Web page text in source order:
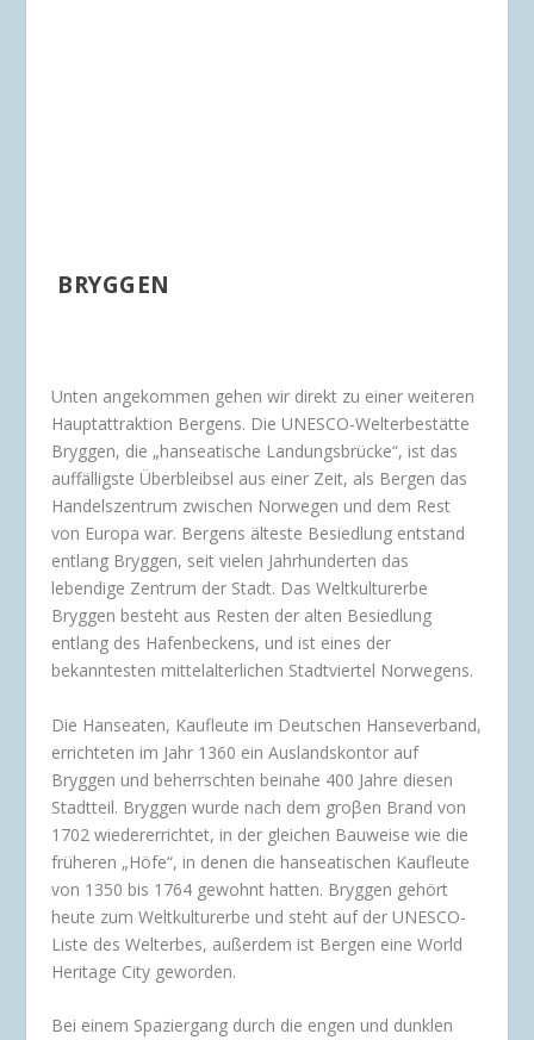
BRYGGEN
Unten angekommen gehen wir direkt zu einer weiteren
Hauptattraktion Bergens. Die UNESCO-Welterbestätte
Bryggen, die „hanseatische Landungsbrücke“, ist das
auffälligste Überbleibsel aus einer Zeit, als Bergen das
Handelszentrum zwischen Norwegen und dem Rest
von Europa war. Bergens älteste Besiedlung entstand
entlang Bryggen, seit vielen Jahrhunderten das
lebendige Zentrum der Stadt. Das Weltkulturerbe
Bryggen besteht aus Resten der alten Besiedlung
entlang des Hafenbeckens, und ist eines der
bekanntesten mittelalterlichen Stadtviertel Norwegens.
Die Hanseaten, Kaufleute im Deutschen Hanseverband,
errichteten im Jahr 1360 ein Auslandskontor auf
Bryggen und beherrschten beinahe 400 Jahre diesen
Stadtteil. Bryggen wurde nach dem groβen Brand von
1702 wiedererrichtet, in der gleichen Bauweise wie die
früheren „Höfe“, in denen die hanseatischen Kaufleute
von 1350 bis 1764 gewohnt hatten. Bryggen gehört
heute zum Weltkulturerbe und steht auf der UNESCO-
Liste des Welterbes, außerdem ist Bergen eine World
Heritage City geworden.
Bei einem Spaziergang durch die engen und dunklen